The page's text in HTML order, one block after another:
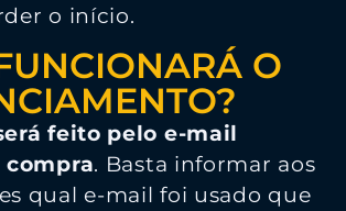
o início.
O
feito pelo e-mail
. Basta informar aos
qual e-mail foi usado que